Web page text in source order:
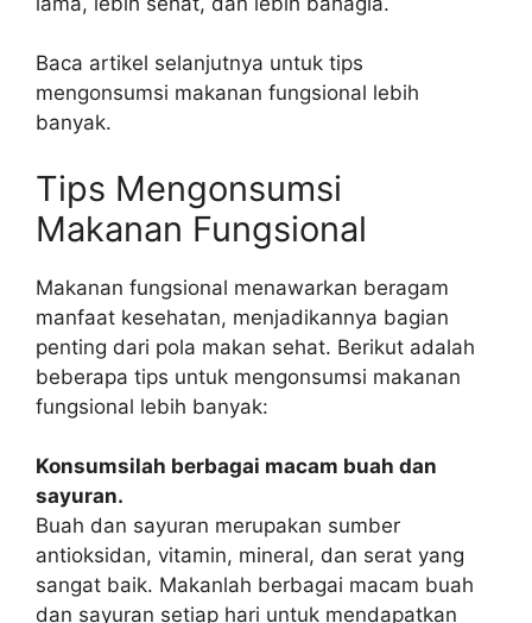
Baca artikel selanjutnya untuk tips
mengonsumsi makanan fungsional lebih
banyak.
Tips Mengonsumsi
Makanan Fungsional
Makanan fungsional menawarkan beragam
manfaat kesehatan, menjadikannya bagian
penting dari pola makan sehat. Berikut adalah
beberapa tips untuk mengonsumsi makanan
fungsional lebih banyak:
Konsumsilah berbagai macam buah dan
sayuran.
Buah dan sayuran merupakan sumber
antioksidan, vitamin, mineral, dan serat yang
sangat baik. Makanlah berbagai macam buah
dan sayuran setiap hari untuk mendapatkan